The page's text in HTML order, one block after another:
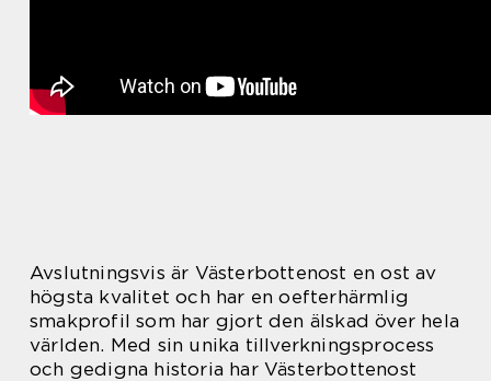
Avslutningsvis är Västerbottenost en ost av
högsta kvalitet och har en oefterhärmlig
smakprofil som har gjort den älskad över hela
världen. Med sin unika tillverkningsprocess
och gedigna historia har Västerbottenost